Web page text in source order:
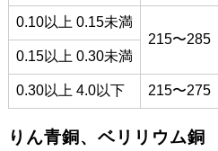
0.10以上 0.15未満
215〜285
0.15以上 0.30未満
0.30以上 4.0以下 215〜275
りん青銅、ベリリウム銅